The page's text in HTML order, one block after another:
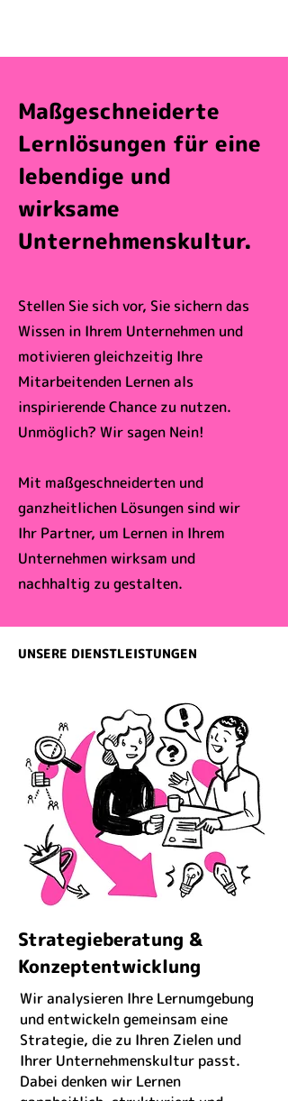
Maßgeschneiderte
Lernlösungen für eine
lebendige und
wirksame
Unternehmenskultur.
Stellen Sie sich vor, Sie sichern das
Wissen in Ihrem Unternehmen und
motivieren gleichzeitig Ihre
Mitarbeitenden Lernen als
inspirierende Chance zu nutzen.
Unmöglich? Wir sagen Nein!
Mit maßgeschneiderten und
ganzheitlichen Lösungen sind wir
Ihr Partner, um Lernen in Ihrem
Unternehmen wirksam und
nachhaltig zu gestalten.
UNSERE DIENSTLEISTUNGEN
Strategieberatung &
Konzeptentwicklung
Wir analysieren Ihre Lernumgebung
und entwickeln gemeinsam eine
Strategie, die zu Ihren Zielen und
Ihrer Unternehmenskultur passt.
Dabei denken wir Lernen